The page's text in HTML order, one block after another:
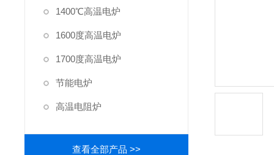
1400℃高温电炉
1600度高温电炉
1700度高温电炉
节能电炉
高温电阻炉
查看全部产品 >>